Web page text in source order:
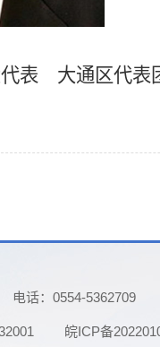
表 大通区代表
电话：0554-5362709
皖ICP备